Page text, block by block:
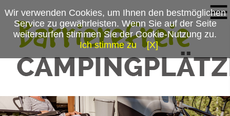
Wir verwenden Cookies, um Ihnen den bestmöglichen
Service zu gewährleisten. Wenn Sie auf der Seite
weitersurfen stimmen Sie der Cookie-Nutzung zu.
Ich stimme zu
[X]